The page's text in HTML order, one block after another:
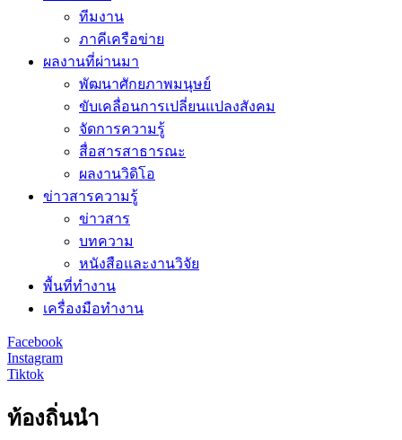
ทีมงาน
ภาคีเครือข่าย
ผลงานที่ผ่านมา
พัฒนาศักยภาพมนุษย์
ขับเคลื่อนการเปลี่ยนแปลงสังคม
จัดการความรู้
สื่อสารสาธารณะ
ผลงานวิดิโอ
ข่าวสารความรู้
ข่าวสาร
บทความ
หนังสือและงานวิจัย
พื้นที่ทำงาน
เครื่องมือทำงาน
Facebook
Instagram
Tiktok
ท้องถิ่นนำ